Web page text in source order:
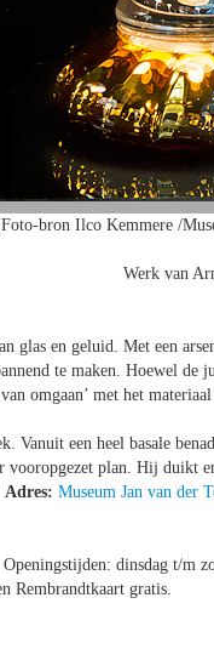
bron Ilco Kemmere /
Werk van
glas en geluid. Met een
te maken. Hoewel
omgaan’ met het
Vanuit een heel basale
vooropgezet plan. Hij duikt
Adres: Museum Jan van der
dinsdag t/m
Rembrandtkaart gratis.